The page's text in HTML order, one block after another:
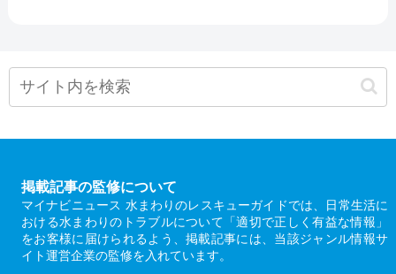
掲載記事の監修について
マイナビニュース 水まわりのレスキューガイドでは、日常生活に
おける水まわりのトラブルについて「適切で正しく有益な情報」
をお客様に届けられるよう、掲載記事には、当該ジャンル情報サ
イト運営企業の監修を入れています。